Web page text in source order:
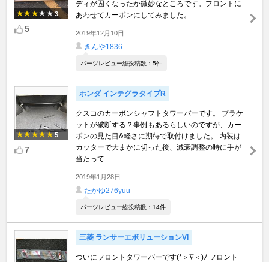
3
5
ディが固くなったか微妙なところです。フロントに
あわせてカーボンにしてみました。
2019年12月10日
きんや1836
パーツレビュー総投稿数：5件
5
7
ホンダ インテグラタイプR
クスコのカーボンシャフトタワーバーです。 ブラケ
ットが破断する？事例もあるらしいのですが、カー
ボンの見た目&軽さに期待で取付けました。 内装は
カッターで大まかに切った後、減衰調整の時に手が
当たって ...
2019年1月28日
たかゆ276yuu
パーツレビュー総投稿数：14件
三菱 ランサーエボリューションVI
ついにフロントタワーバーです(*＞∇＜)ﾉ フロント